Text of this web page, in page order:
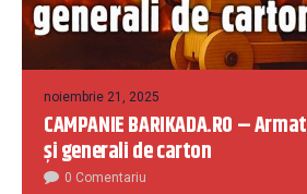
noiembrie 21, 2025
CAMPANIE BARIKADA.RO –
și generali de carton
0 Comentariu